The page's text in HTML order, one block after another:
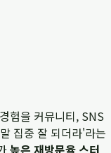
험을 커뮤니티, SNS
집중 잘 되더라'라는
높은 재방문율 스터